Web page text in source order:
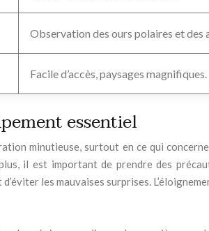
Observation des ours polaires et des
Facile d’accès, paysages magnifiques.
essentiel
minutieuse, surtout en ce qui
il est important de prendre des
les mauvaises surprises.